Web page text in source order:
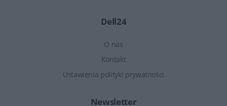
Dell24
O nas
Kontakt
Ustawienia polityki prywatności
Newsletter